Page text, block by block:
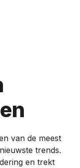
van de meest
trends.
en trekt